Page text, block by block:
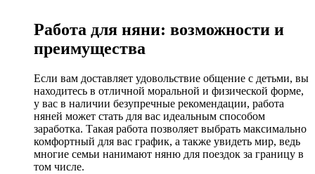
Работа для няни: возможности и
преимущества
Если вам доставляет удовольствие общение с детьми, вы
находитесь в отличной моральной и физической форме,
у вас в наличии безупречные рекомендации, работа
няней может стать для вас идеальным способом
заработка. Такая работа позволяет выбрать максимально
комфортный для вас график, а также увидеть мир, ведь
многие семьи нанимают няню для поездок за границу в
том числе.